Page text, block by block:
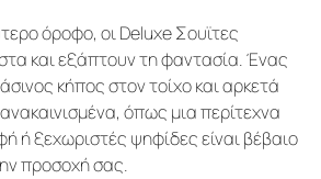
όροφο, οι Deluxe Σουϊτες
και εξάπτουν τη φαντασία. Ένας
κήπος στον τοίχο και αρκετά
όπως μια περίτεχνα
ή ξεχωριστές ψηφίδες είναι βέβαιο
προσοχή σας.